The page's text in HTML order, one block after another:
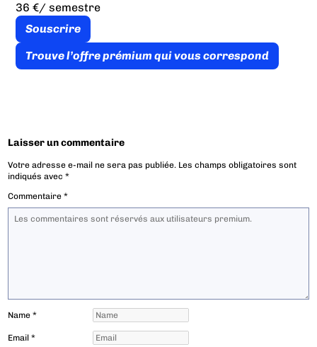
36 €/ semestre
Souscrire
Trouve l’offre prémium qui vous correspond
Laisser un commentaire
Votre adresse e-mail ne sera pas publiée. Les champs obligatoires sont
indiqués avec*
Commentaire*
Name*
Email*